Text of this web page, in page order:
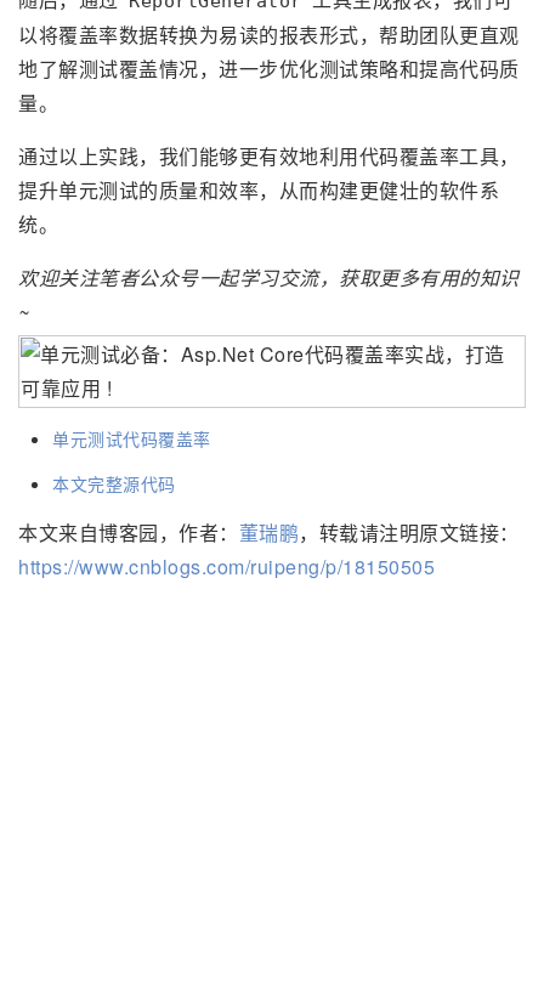
以将覆盖率数据转换为易读的报表形式，帮助团队更直观
地了解测试覆盖情况，进一步优化测试策略和提高代码质
量。
通过以上实践，我们能够更有效地利用代码覆盖率工具，
提升单元测试的质量和效率，从而构建更健壮的软件系
统。
欢迎关注笔者公众号一起学习交流，获取更多有用的知识
~
单元测试代码覆盖率
本文完整源代码
本文来自博客园，作者： 董瑞鹏，转载请注明原文链接：
https://www.cnblogs.com/ruipeng/p/18150505